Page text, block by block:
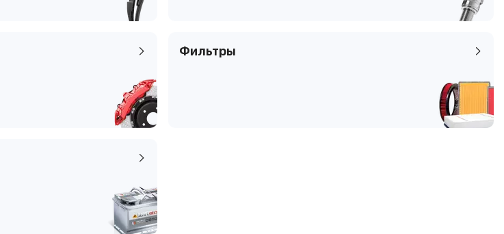
Тип топлива
Тип платформы
Код кузова
Фильтры